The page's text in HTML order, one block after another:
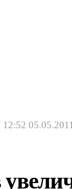
12:52 05.05.2011